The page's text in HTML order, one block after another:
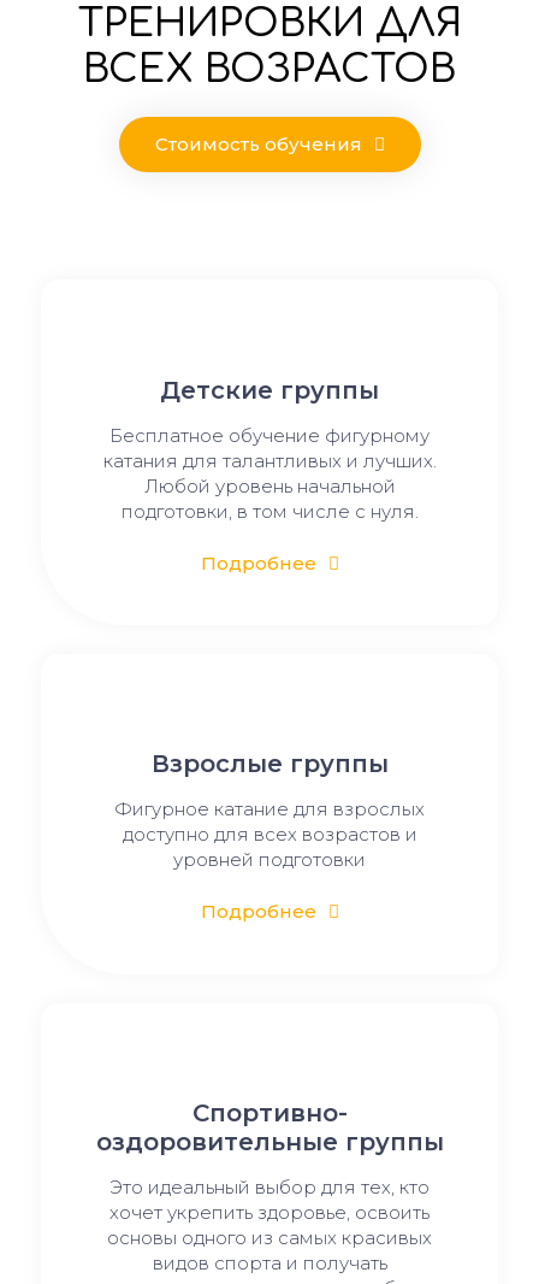
ТРЕНИРОВКИ ДЛЯ
ВСЕХ ВОЗРАСТОВ
Стоимость обучения
Детские группы
Бесплатное обучение фигурному
катания для талантливых и лучших.
Любой уровень начальной
подготовки, в том числе с нуля.
Подробнее
Взрослые группы
Фигурное катание для взрослых
доступно для всех возрастов и
уровней подготовки
Подробнее
Спортивно-
оздоровительные группы
Это идеальный выбор для тех, кто
хочет укрепить здоровье, освоить
основы одного из самых красивых
видов спорта и получать